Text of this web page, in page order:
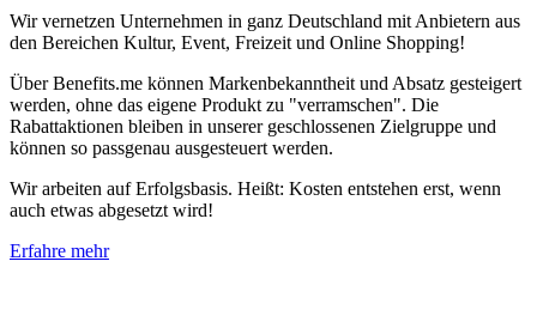
Wir vernetzen Unternehmen in ganz Deutschland mit Anbietern aus
den Bereichen Kultur, Event, Freizeit und Online Shopping!
Über Benefits.me können Markenbekanntheit und Absatz gesteigert
werden, ohne das eigene Produkt zu "verramschen". Die
Rabattaktionen bleiben in unserer geschlossenen Zielgruppe und
können so passgenau ausgesteuert werden.
Wir arbeiten auf Erfolgsbasis. Heißt: Kosten entstehen erst, wenn
auch etwas abgesetzt wird!
Erfahre mehr